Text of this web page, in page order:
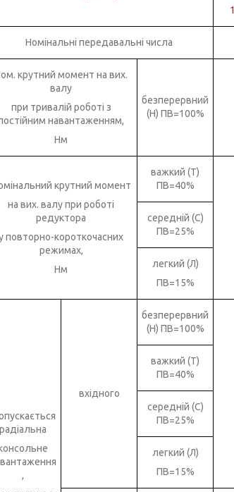
Номінальні передавальні числа
крутний момент на вих.
валу
при тривалій роботі з
навантаженням,
Нм
безперервний
(Н) ПВ=100%
крутний момент
на вих. валу при роботі
редуктора
повторно-короткочасних
режимах,
Нм
важкий (Т)
ПВ=40%
середній (С)
ПВ=25%
легкий (Л)
ПВ=15%
радіальна
,
вхідного
безперервний
(Н) ПВ=100%
важкий (Т)
ПВ=40%
середній (С)
ПВ=25%
легкий (Л)
ПВ=15%